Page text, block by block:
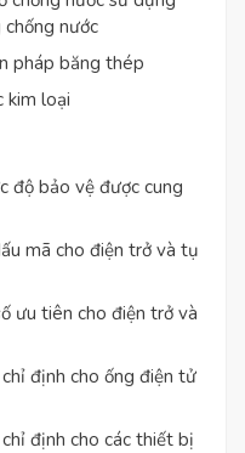
nước
pháp băng thép
kim loại
độ bảo vệ được cung
mã cho điện trở và tụ
ưu tiên cho điện trở và
định cho ống điện tử
định cho các thiết bị